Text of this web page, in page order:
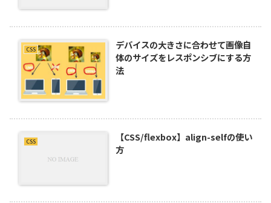
CSS
デバイスの大きさに合わせて画像自
体のサイズをレスポンシブにする方
法
CSS
【CSS/flexbox】align-selfの使い
方